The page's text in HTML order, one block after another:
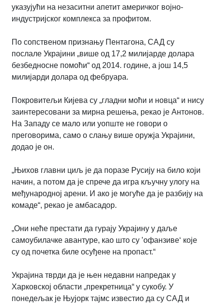
указујући на незаситни апетит америчког војно-
индустријског комплекса за профитом.
По сопственом признању Пентагона, САД су
послале Украјини „више од 17,2 милијарде долара
безбедносне помоћи“ од 2014. године, а још 14,5
милијарди долара од фебруара.
Покровитељи Кијева су „гладни моћи и новца“ и нису
заинтересовани за мирна решења, рекао је Антонов.
На Западу се мало или уопште не говори о
преговорима, само о слању више оружја Украјини,
додао је он.
„Њихов главни циљ је да поразе Русију на било који
начин, а потом да је спрече да игра кључну улогу на
међународној арени. И ако је могуће да је разбију на
комаде“, рекао је амбасадор.
„Они неће престати да гурају Украјину у даље
самоубилачке авантуре, као што су ’офанзиве‘ које
су од почетка биле осуђене на пропаст.“
Украјина тврди да је њен недавни напредак у
Харковској области „прекретница“ у сукобу. У
понедељак је Њујорк тајмс известио да су САД и